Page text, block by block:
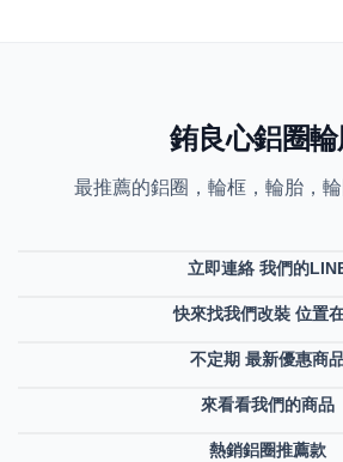
銪良心鋁圈
最推薦的鋁圈，輪框，輪胎，
立即連絡 我們的
快來找我們改裝 位置
不定期 最新優惠商
來看看我們的商品
熱銷鋁圈推薦款